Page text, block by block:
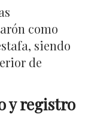
como
siendo
de
y registro